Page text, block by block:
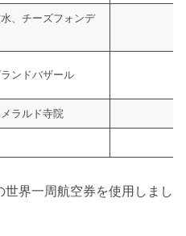
、チーズフォンデ
ンドバザール
ラルド寺院
界一周航空券を使用しまし